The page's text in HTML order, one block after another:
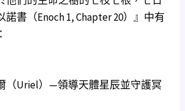
諾書（Enoch 1, Chapter 20）』中有
（Uriel）—領導天體星辰並守護冥